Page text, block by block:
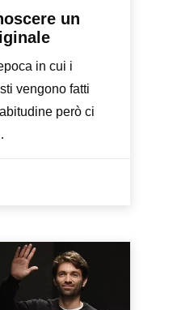
un
in cui i
vengono fatti
però ci